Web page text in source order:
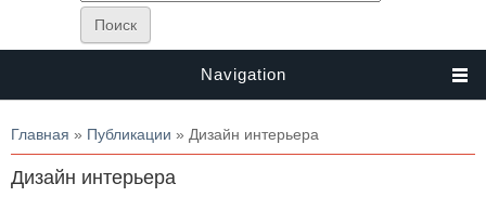
Navigation
Вы здесь
Главная » Публикации » Дизайн интерьера
Дизайн интерьера